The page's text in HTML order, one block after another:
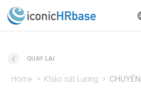
QUAY LẠI
Home Khảo sát Lương